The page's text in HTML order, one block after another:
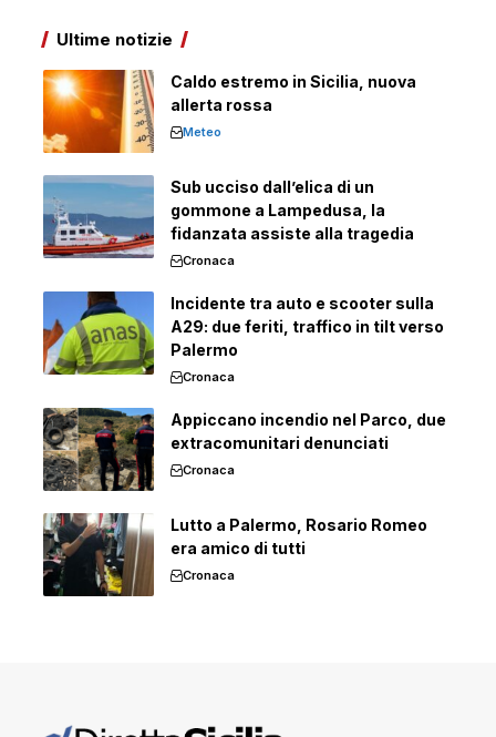
Ultime notizie
Caldo estremo in Sicilia, nuova
allerta rossa
Meteo
Sub ucciso dall’elica di un
gommone a Lampedusa, la
fidanzata assiste alla tragedia
Cronaca
Incidente tra auto e scooter sulla
A29: due feriti, traffico in tilt verso
Palermo
Cronaca
Appiccano incendio nel Parco, due
extracomunitari denunciati
Cronaca
Lutto a Palermo, Rosario Romeo
era amico di tutti
Cronaca